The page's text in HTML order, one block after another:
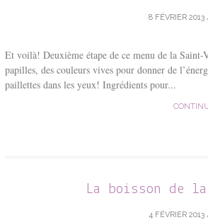
8 FÉVRIER 2013
Et voilà! Deuxième étape de ce menu de la
papilles, des couleurs vives pour donner de
paillettes dans les yeux! Ingrédients pour...
La boisson de
4 FÉVRIER 2013